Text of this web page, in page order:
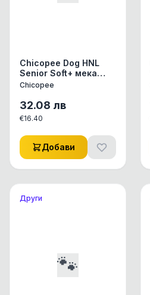
Chicopee Dog HNL
Senior Soft+ мека
гранула за възрастни
картофи, 2кг
Chicopee
32.08 лв
€16.40
Добави
Други
🐾